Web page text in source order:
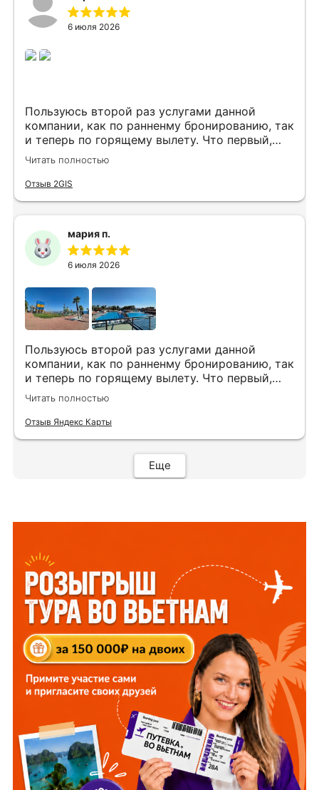
6 июля 2026
Пользуюсь второй раз услугами данной
компании, как по ранненму бронированию, так
и теперь по горящему вылету. Что первый,
что второй раз путёвки подобраны под наши
индивидуальные запросы идеально. Работаем
с менеджером Анной Макеевой, всегда на
Читать полностью
Отзыв 2GIS
мария п.
6 июля 2026
Пользуюсь второй раз услугами данной
компании, как по ранненму бронированию, так
и теперь по горящему вылету. Что первый,
что второй раз путёвки подобраны под наши
индивидуальные запросы идеально. Работаем
с менеджером Анной Макеевой, всегда на
Читать полностью
Отзыв Яндекс Карты
Еще